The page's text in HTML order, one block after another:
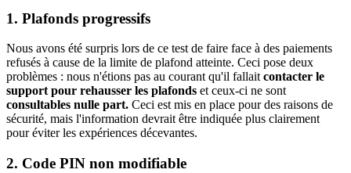
1. Plafonds progressifs
Nous avons été surpris lors de ce test de faire face à des paiements
refusés à cause de la limite de plafond atteinte. Ceci pose deux
problèmes : nous n'étions pas au courant qu'il fallait contacter le
support pour rehausser les plafonds et ceux-ci ne sont
consultables nulle part. Ceci est mis en place pour des raisons de
sécurité, mais l'information devrait être indiquée plus clairement
pour éviter les expériences décevantes.
2. Code PIN non modifiable